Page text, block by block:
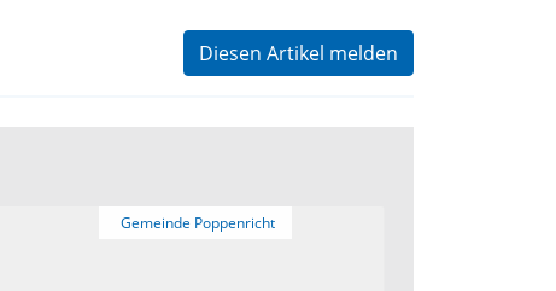
Diesen Artikel melden
Gemeinde Poppenricht